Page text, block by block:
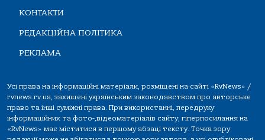
КОНТАКТИ
РЕДАКЦІЙНА ПОЛІТИКА
РЕКЛАМА
Усі права на інформаційні матеріали, розміщені на сайті «RvNews» /
rvnews.rv.ua, захищені українським законодавством про авторське
право та інші суміжні права. При використанні, передруку
інформаційних та фото-,відеоматеріалів сайту, гіперпосилання на
«RvNews» має міститися в першому абзаці тексту. Точка зору